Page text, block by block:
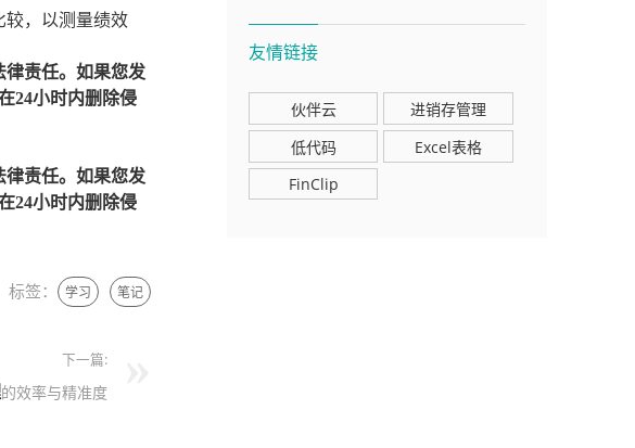
较，以测量绩效
律责任。如果您发
24小时内删除侵
律责任。如果您发
24小时内删除侵
标签： 学习 笔记
下一篇:
的效率与精准度
友情链接
伙伴云
进销存管理
低代码
Excel表格
FinClip